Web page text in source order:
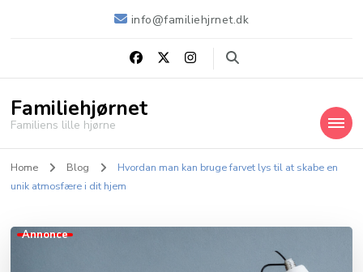
info@familiehjrnet.dk
Familiehjørnet
Familiens lille hjørne
Home Blog
Hvordan man kan bruge farvet lys til at skabe en
unik atmosfære i dit hjem
Annonce